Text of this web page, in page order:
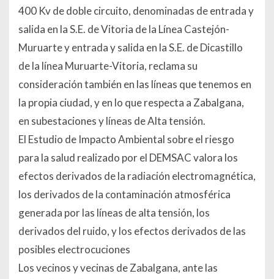
400 Kv de doble circuito, denominadas de entrada y
salida en la S.E. de Vitoria de la Línea Castejón-
Muruarte y entrada y salida en la S.E. de Dicastillo
de la línea Muruarte-Vitoria, reclama su
consideración también en las líneas que tenemos en
la propia ciudad, y en lo que respecta a Zabalgana,
en subestaciones y líneas de Alta tensión.
El Estudio de Impacto Ambiental sobre el riesgo
para la salud realizado por el DEMSAC valora los
efectos derivados de la radiación electromagnética,
los derivados de la contaminación atmosférica
generada por las líneas de alta tensión, los
derivados del ruido, y los efectos derivados de las
posibles electrocuciones
Los vecinos y vecinas de Zabalgana, ante las